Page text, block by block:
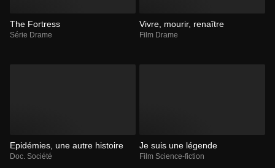
The Fortress
Série Drame
Vivre, mourir, renaître
Film Drame
Epidémies, une autre histoire
Doc. Société
Je suis une légende
Film Science-fiction